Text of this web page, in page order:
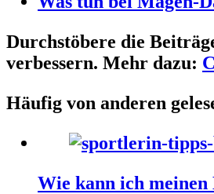
Durchstöbere die
verbessern. Mehr dazu:
Häufig von anderen
Wie kann ich